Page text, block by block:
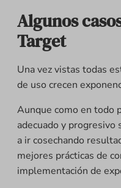
Algunos
Target
Una vez vistas todas
de uso crecen
Aunque como en todo
adecuado y progresivo
a ir cosechando
mejores prácticas de
implementación de